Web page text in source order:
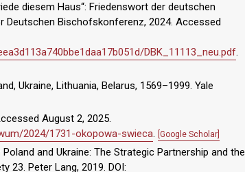
diesem Haus“: Friedenswort der deutschen
Deutschen Bischofskonferenz, 2024. Accessed
DBK_11113_neu.pdf.
Ukraine, Lithuania, Belarus, 1569–1999. Yale
August 2, 2025.
2024/1731-okopowa-swieca. [Google Scholar]
and Ukraine: The Strategic Partnership and the
23. Peter Lang, 2019. DOI: